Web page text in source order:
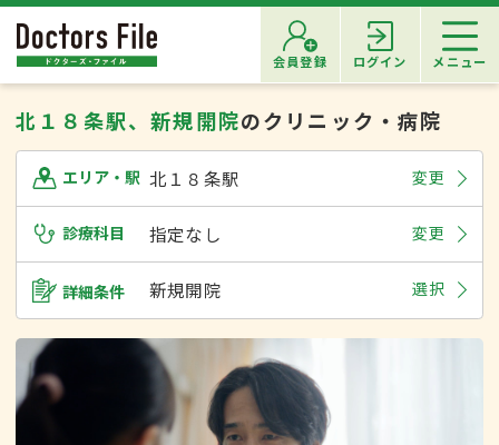
会員登録 ログイン メニュー
北１８条駅、新規開院のクリニック・病院
エリア・駅 北１８条駅 変更
診療科目 指定なし 変更
詳細条件 新規開院 選択